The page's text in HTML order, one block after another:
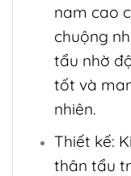
nam cao
chuộng
tẩu nhờ
tốt và
nhiên.
Thiết kế:
thân tẩu